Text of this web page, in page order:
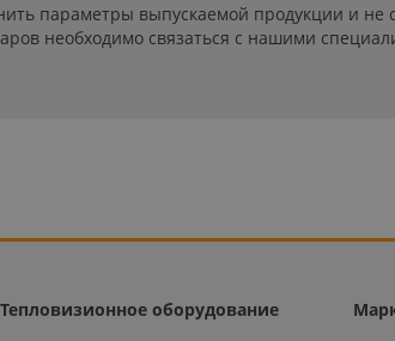
параметры выпускаемой продукции и не
необходимо связаться с нашими
Тепловизионное оборудование